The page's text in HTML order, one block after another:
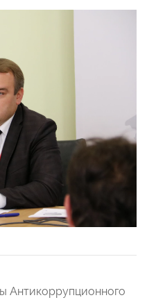
Антикоррупционного